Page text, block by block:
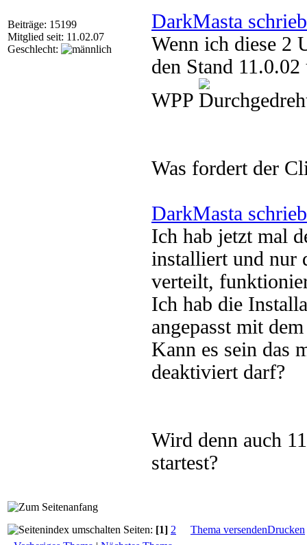
Beiträge: 15199
Mitglied seit: 11.02.07
Geschlecht:
DarkMasta schrieb
Wenn ich diese 2
den Stand
WPP
Was fordert der
DarkMasta schrieb
Ich hab jetzt mal
installiert und nur
verteilt,
Ich hab die
angepasst mit
Kann es sein das
deaktiviert darf?
Wird denn auch
startest?
Seiten: [1] 2 Thema versendenDrucken